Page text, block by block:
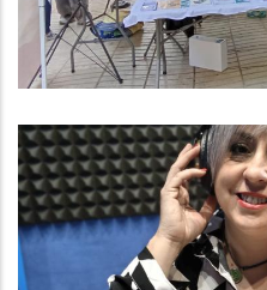
Altres,
Baix Penedès
González,